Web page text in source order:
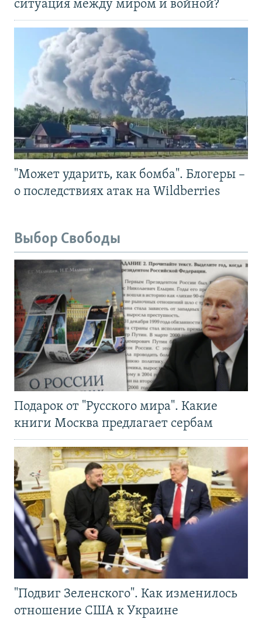
ситуация между миром и войной?
"Может ударить, как бомба". Блогеры –
о последствиях атак на Wildberries
Выбор Свободы
Подарок от "Русского мира". Какие
книги Москва предлагает сербам
"Подвиг Зеленского". Как изменилось
отношение США к Украине